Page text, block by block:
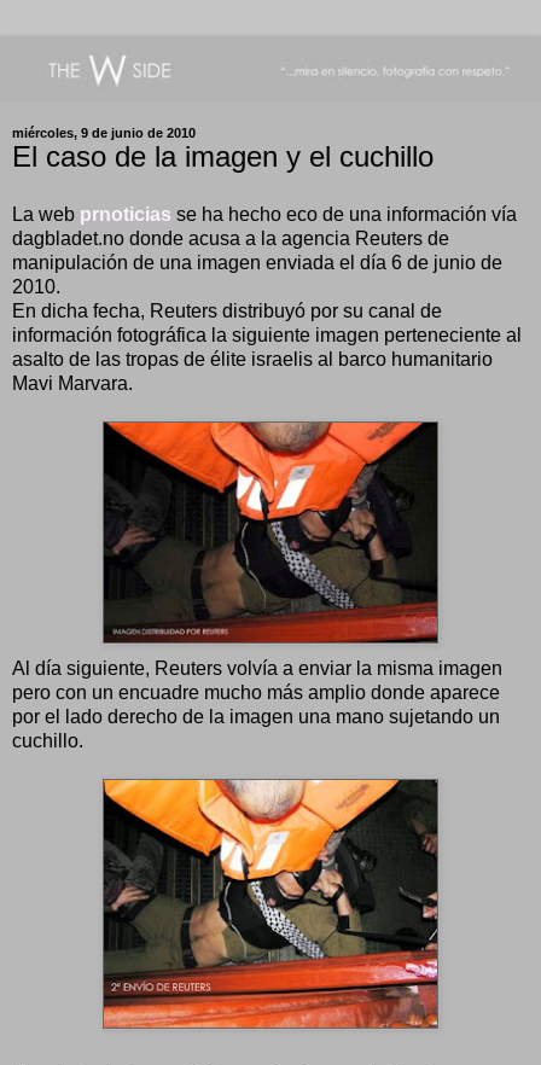
miércoles, 9 de junio de 2010
El caso de la imagen y el cuchillo
La web prnoticias se ha hecho eco de una información vía
dagbladet.no donde acusa a la agencia Reuters de
manipulación de una imagen enviada el día 6 de junio de
2010.
En dicha fecha, Reuters distribuyó por su canal de
información fotográfica la siguiente imagen perteneciente al
asalto de las tropas de élite israelis al barco humanitario
Mavi Marvara.
Al día siguiente, Reuters volvía a enviar la misma imagen
pero con un encuadre mucho más amplio donde aparece
por el lado derecho de la imagen una mano sujetando un
cuchillo.